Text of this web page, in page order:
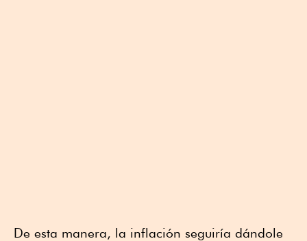
De esta manera, la inflación seguiría dándole